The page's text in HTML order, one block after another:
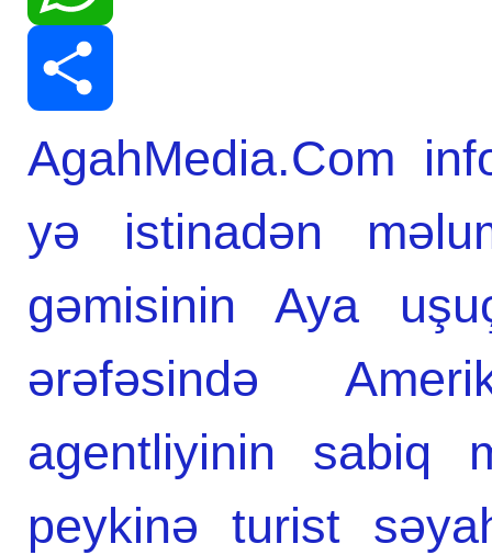
WhatsApp
Share
AgahMedia.Com
yə istinadən
gəmisinin Aya
ərəfəsində
agentliyinin sabiq
peykinə turist